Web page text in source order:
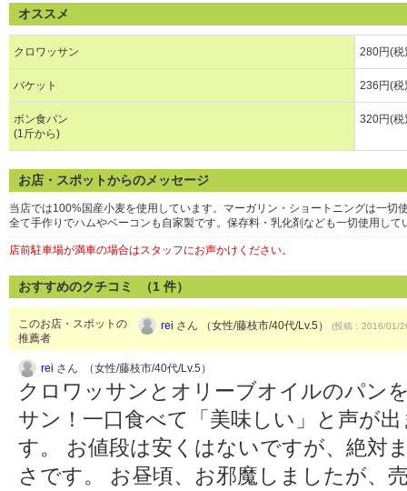
オススメ
クロワッサン 280円(税
バケット 236円(税
ボン食パン
(1斤から)
320円(税
お店・スポットからのメッセージ
当店では100%国産小麦を使用しています。マーガリン・ショートニングは一切
全て手作りでハムやベーコンも自家製です。保存料・乳化剤なども一切使用し
店前駐車場が満車の場合はスタッフにお声かけください。
おすすめのクチコミ （1 件）
このお店・スポットの
推薦者
rei さん （女性/藤枝市/40代/Lv.5） (投稿：2016/01/
rei さん （女性/藤枝市/40代/Lv.5）
クロワッサンとオリーブオイルのパン
サン！一口食べて「美味しい」と声が
す。 お値段は安くはないですが、絶対
さです。 お昼頃、お邪魔しましたが、